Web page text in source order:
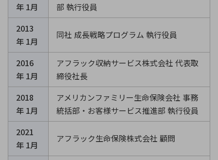
年 1月
部 執行役員
2013
年 1月
同社 成長戦略プログラム 執行役員
2016
年 1月
アフラック収納サービス株式会社 代表取
締役社長
2018
年 1月
アメリカンファミリー生命保険会社 事務
統括部・お客様サービス推進部 執行役員
2021
年 1月
アフラック生命保険株式会社 顧問